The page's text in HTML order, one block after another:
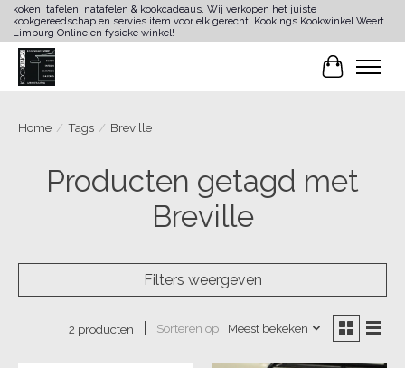
koken, tafelen, natafelen & kookcadeaus. Wij verkopen het juiste
kookgereedschap en servies item voor elk gerecht! Kookings Kookwinkel Weert
Limburg Online en fysieke winkel!
Home / Tags / Breville
Producten getagd met
Breville
Filters weergeven
2 producten Sorteren op Meest bekeken